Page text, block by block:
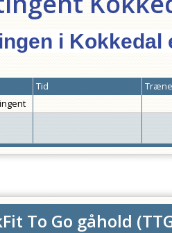
i Kokkedal
Tid
To Go gåhold (